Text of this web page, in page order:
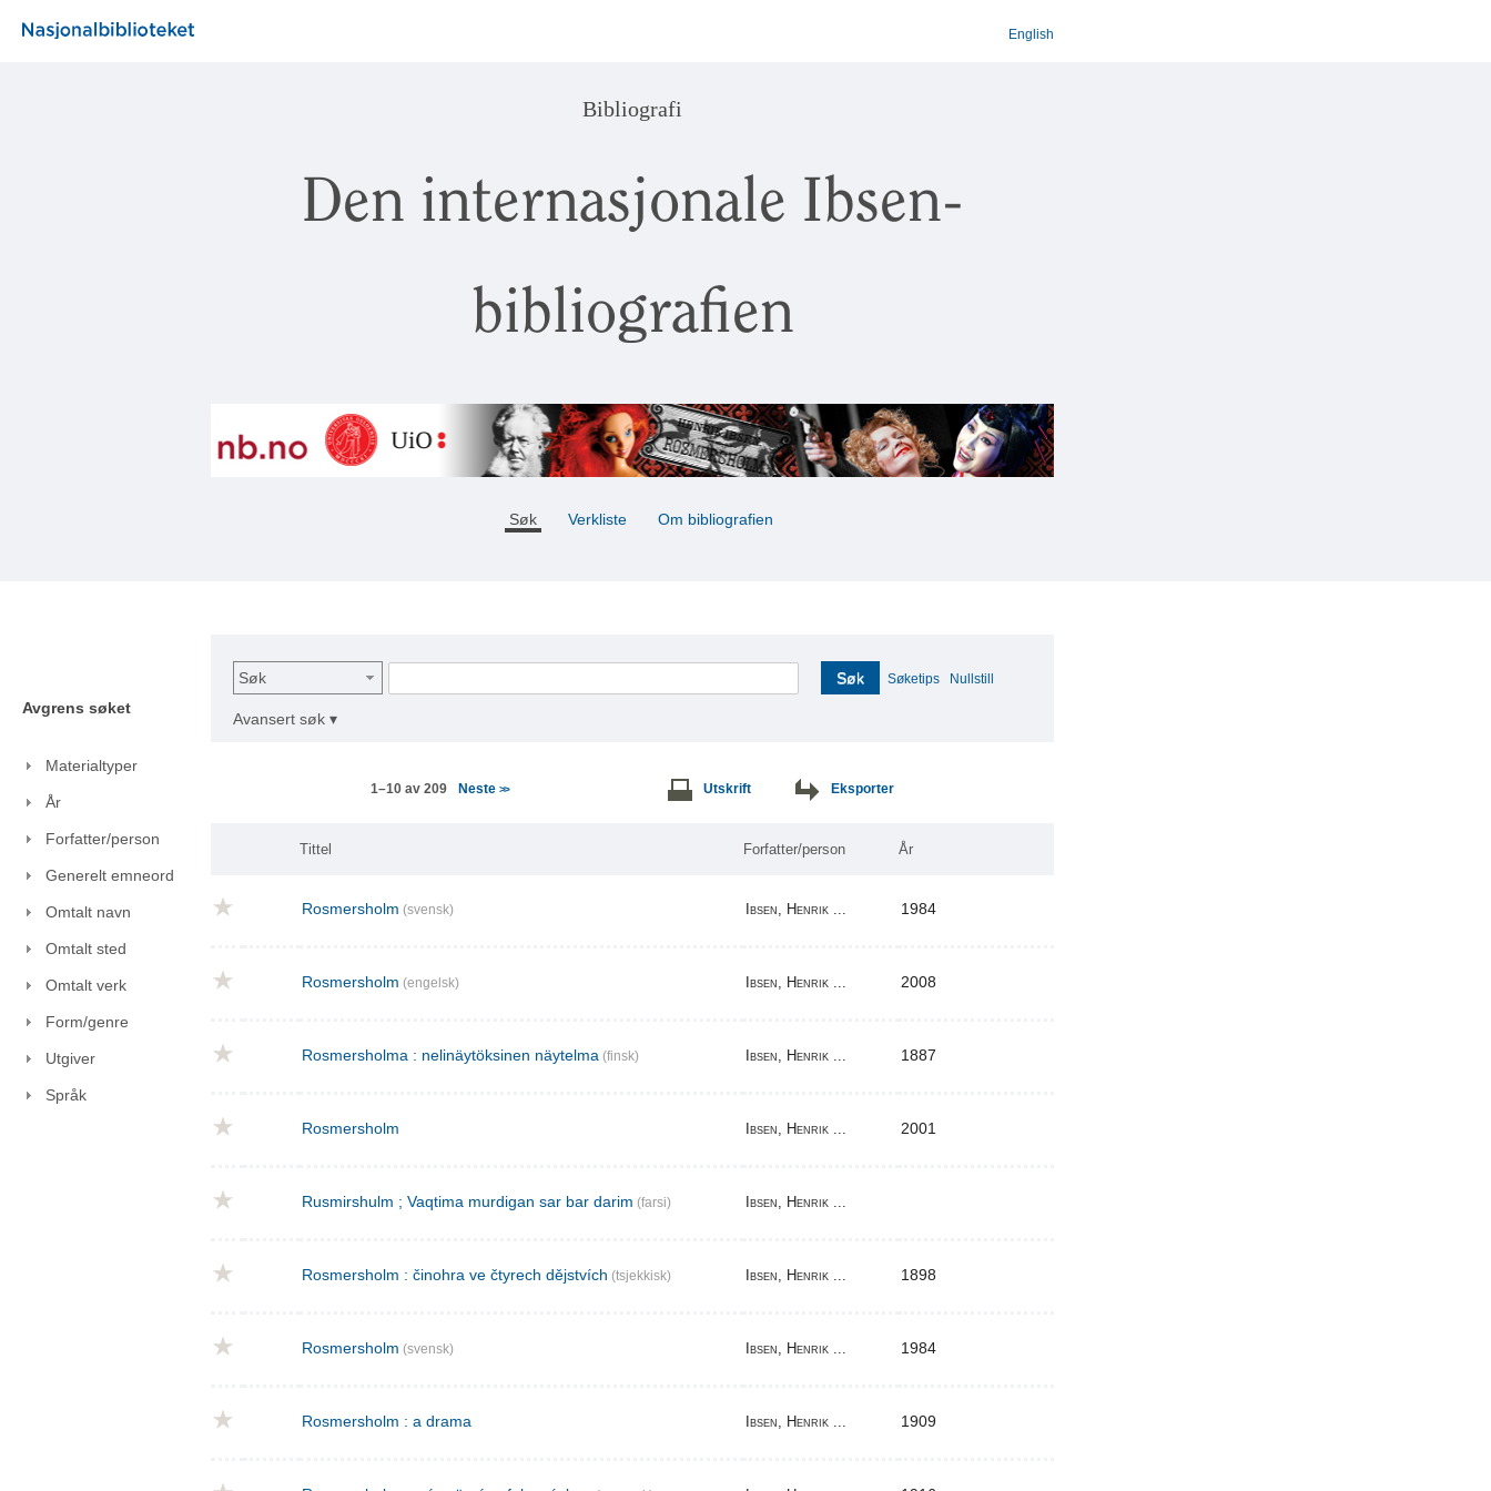
English
Bibliografi
Den internasjonale Ibsen-
bibliografien
Søk Verkliste Om bibliografien
Avgrens søket
Materialtyper
År
Forfatter/person
Generelt emneord
Omtalt navn
Omtalt sted
Omtalt verk
Form/genre
Utgiver
Språk
Søk Søk Søketips Nullstill
Avansert søk ▾
1–10 av 209 Neste >> Utskrift Eksporter
Tittel Forfatter/person År
Rosmersholm (svensk) Ibsen, Henrik ... 1984
Rosmersholm (engelsk) Ibsen, Henrik ... 2008
Rosmersholma : nelinäytöksinen näytelma (finsk) Ibsen, Henrik ... 1887
Rosmersholm Ibsen, Henrik ... 2001
Rusmirshulm ; Vaqtima murdigan sar bar darim (farsi) Ibsen, Henrik ...
Rosmersholm : činohra ve čtyrech dějstvích (tsjekkisk) Ibsen, Henrik ... 1898
Rosmersholm (svensk) Ibsen, Henrik ... 1984
Rosmersholm : a drama Ibsen, Henrik ... 1909